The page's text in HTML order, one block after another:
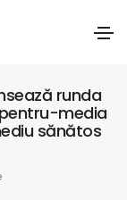
runda
media
sănătos